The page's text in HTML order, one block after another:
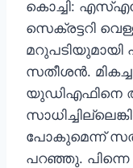
കൊച്ചി:
സെക്രട്ടറി
മറുപടിയുമായി
സതീശന്‍.
യുഡിഎഫിനെ
പോകുമെന്ന്
പറഞ്ഞു. പിന്നെ